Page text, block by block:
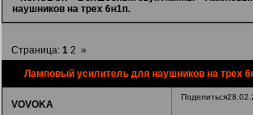
наушников на трех 6н1п.
Ламповый усилитель для наушников на трех
Страница:1 2 »
Поделиться
VOVOKA